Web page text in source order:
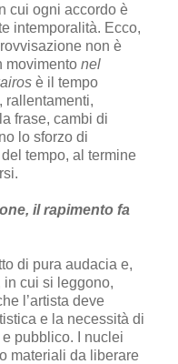
cui ogni accordo è
intemporalità. Ecco,
non è
movimento nel
è il tempo
rallentamenti,
frase, cambi di
lo sforzo di
tempo, al termine
il rapimento fa
di pura audacia e,
in cui si leggono,
l’artista deve
e la necessità di
pubblico. I nuclei
materiali da liberare